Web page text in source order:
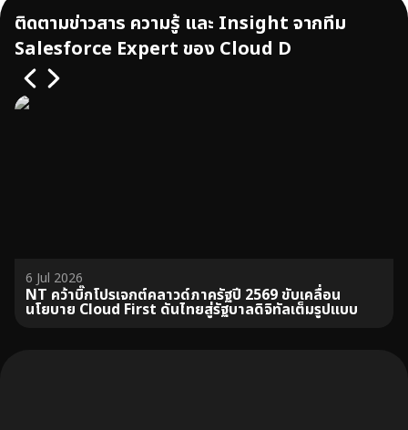
ติดตามข่าวสาร ความรู้ และ Insight จากทีม
Salesforce Expert ของ Cloud D
6 Jul 2026
NT คว้าบิ๊กโปรเจกต์คลาวด์ภาครัฐปี 2569 ขับเคลื่อน
นโยบาย Cloud First ดันไทยสู่รัฐบาลดิจิทัลเต็มรูปแบบ